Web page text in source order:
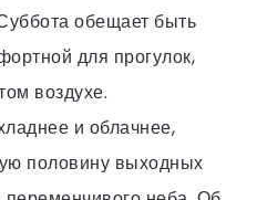
обещает быть
для прогулок,
воздухе.
и облачнее,
половину выходных